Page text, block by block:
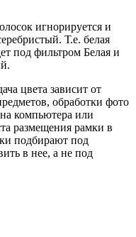
игнорируется и
Т.е. белая
под фильтром Белая и
цвета зависит от
обработки фото
компьютера или
размещения рамки в
подбирают под
в нее, а не под